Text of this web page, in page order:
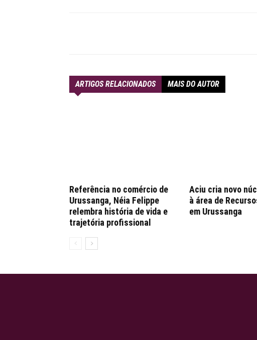
ARTIGOS RELACIONADOS MAIS DO AUTOR
Referência no comércio de
Urussanga, Néia Felippe
relembra história de vida e
trajetória profissional
Aciu cria novo
à área de
em Urussanga